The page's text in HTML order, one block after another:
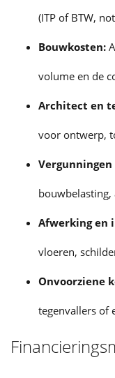
(ITP of BTW,
Bouwkosten:
volume en de
Architect en
voor ontwerp,
Afwerking en
vloeren,
Onvoorziene
tegenvallers of